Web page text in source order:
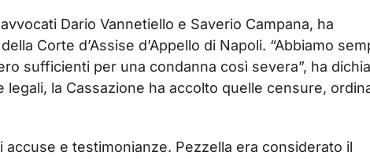
Dario Vannetiello e Saverio Campana, ha
Corte d’Assise d’Appello di Napoli. “Abbiamo
sufficienti per una condanna così severa”, ha
legali, la Cassazione ha accolto quelle censure,
e testimonianze. Pezzella era considerato il